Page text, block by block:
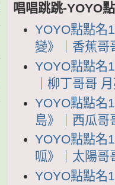
唱唱跳跳-YOYO
YOYO點點名
變》｜香蕉哥
YOYO點點名
｜柳丁哥哥
YOYO點點名
島》｜西瓜
YOYO點點名
呱》｜太陽哥
YOYO點點名